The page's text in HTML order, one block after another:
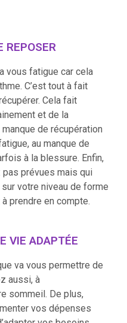
REPOSER
vous fatigue car cela
C’est tout à fait
Cela fait
et de la
de récupération
au manque de
à la blessure. Enfin,
pas prévues mais qui
votre niveau de forme
prendre en compte.
VIE ADAPTÉE
va vous permettre de
aussi, à
sommeil. De plus,
vos dépenses